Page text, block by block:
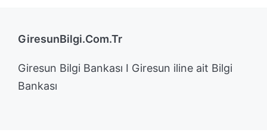
GiresunBilgi.Com.Tr
Giresun Bilgi Bankası I Giresun iline ait Bilgi
Bankası